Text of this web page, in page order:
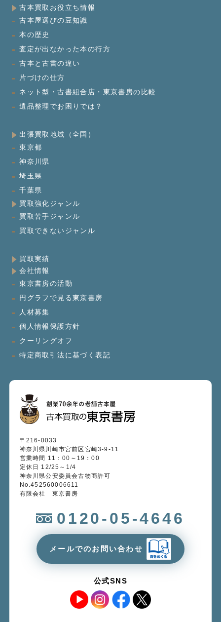
古本買取お役立ち情報
古本屋選びの豆知識
本の歴史
査定が出なかった本の行方
古本と古書の違い
片づけの仕方
ネット型・古書組合店・東京書房の比較
遺品整理でお困りでは？
出張買取地域（全国）
東京都
神奈川県
埼玉県
千葉県
買取強化ジャンル
買取苦手ジャンル
買取できないジャンル
買取実績
会社情報
東京書房の活動
円グラフで見る東京書房
人材募集
個人情報保護方針
クーリングオフ
特定商取引法に基づく表記
〒216-0033
神奈川県川崎市宮前区宮崎3-9-11
営業時間 11：00～19：00
定休日 12/25～1/4
神奈川県公安委員会古物商許可
No.452560006611
有限会社 東京書房
0120-05-4646
メールでのお問い合わせ
公式SNS